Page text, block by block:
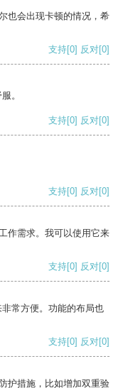
也会出现卡顿的情况，希
支持[0] 反对[0]
。
支持[0] 反对[0]
支持[0] 反对[0]
作需求。我可以使用它来
支持[0] 反对[0]
常方便。功能的布局也
支持[0] 反对[0]
护措施，比如增加双重验